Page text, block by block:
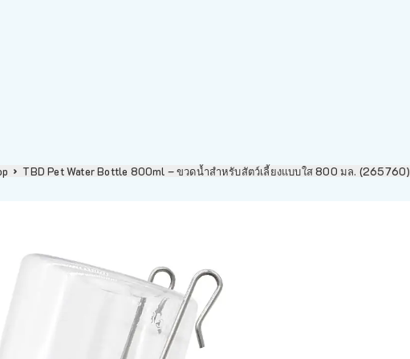
TBD Pet Water Bottle 800ml – ขวดน้ำสำหรับสัตว์เลี้ยงแบบใส 800 มล. (265760)